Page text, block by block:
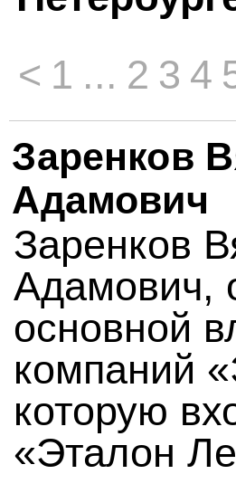
< 1 ... 2 3 4
Заренков
Адамович
Заренков
Адамович,
основной
компаний
которую
«Эталон